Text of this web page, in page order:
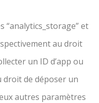
“analytics_storage” et
au droit
un ID d’app ou
de déposer un
autres paramètres